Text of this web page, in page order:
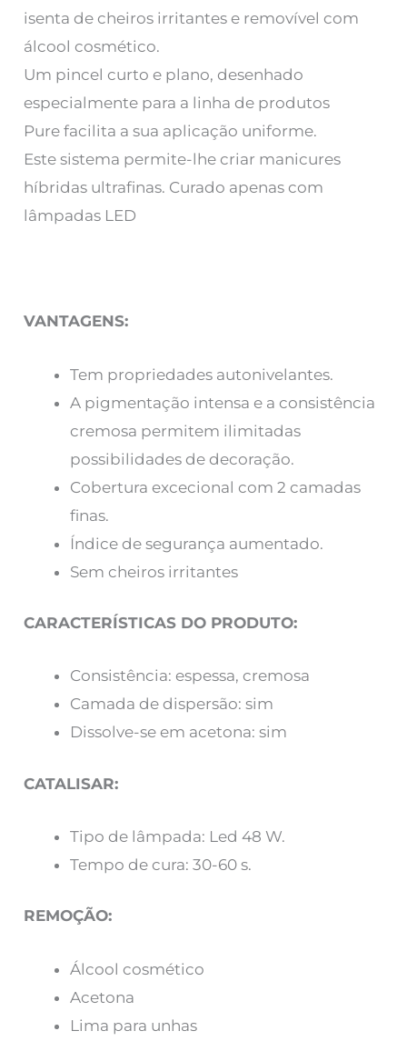
isenta de cheiros irritantes e removível com
álcool cosmético.
Um pincel curto e plano, desenhado
especialmente para a linha de produtos
Pure facilita a sua aplicação uniforme.
Este sistema permite-lhe criar manicures
híbridas ultrafinas. Curado apenas com
lâmpadas LED
VANTAGENS:
Tem propriedades autonivelantes.
A pigmentação intensa e a consistência
cremosa permitem ilimitadas
possibilidades de decoração.
Cobertura excecional com 2 camadas
finas.
Índice de segurança aumentado.
Sem cheiros irritantes
CARACTERÍSTICAS DO PRODUTO:
Consistência: espessa, cremosa
Camada de dispersão: sim
Dissolve-se em acetona: sim
CATALISAR:
Tipo de lâmpada: Led 48 W.
Tempo de cura: 30-60 s.
REMOÇÃO:
Álcool cosmético
Acetona
Lima para unhas